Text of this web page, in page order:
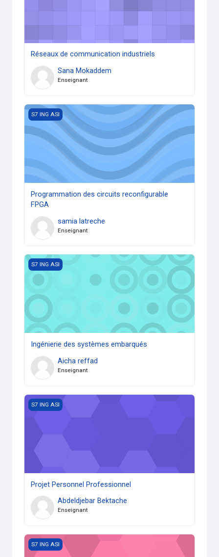
Réseaux de communication industriels
Sana Mokaddem
Enseignant
Programmation des circuits reconfigurable FPGA
S7 ING ASI
Programmation des circuits reconfigurable
FPGA
samia latreche
Enseignant
Ingénierie des systèmes embarqués
S7 ING ASI
Ingénierie des systèmes embarqués
Aicha reffad
Enseignant
Projet Personnel Professionnel
S7 ING ASI
Projet Personnel Professionnel
Abdeldjebar Bektache
Enseignant
Normes et installation électriques
S7 ING ASI